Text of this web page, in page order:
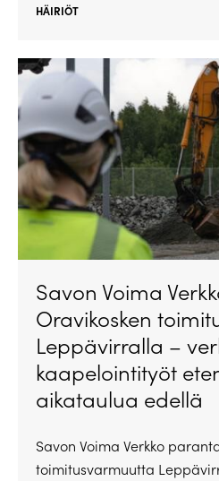
HÄIRIÖT
Savon Voima
Oravikosken
Leppävirralla –
kaapelointityöt
aikataulua edellä
Savon Voima Verkko
toimitusvarmuutta